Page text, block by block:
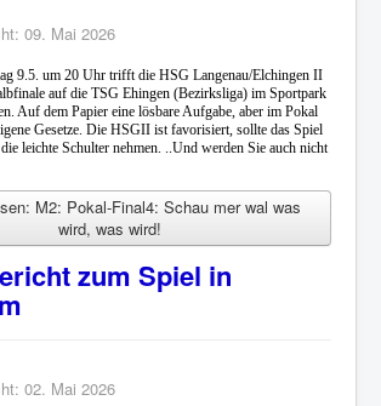
09. Mai 2026
9.5. um 20 Uhr trifft die HSG Langenau/Elchingen II
auf die TSG Ehingen (Bezirksliga) im Sportpark
Auf dem Papier eine lösbare Aufgabe, aber im Pokal
Gesetze. Die HSGII ist favorisiert, sollte das Spiel
leichte Schulter nehmen. ..Und werden Sie auch nicht
M2: Pokal-Final4: Schau mer wal was
wird, was wird!
zum Spiel in
02. Mai 2026